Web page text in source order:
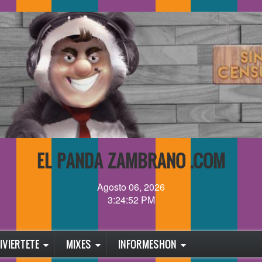
EL PANDA ZAMBRANO .COM
Agosto 06, 2026
3:24:52 PM
MIXES INFORMESHON